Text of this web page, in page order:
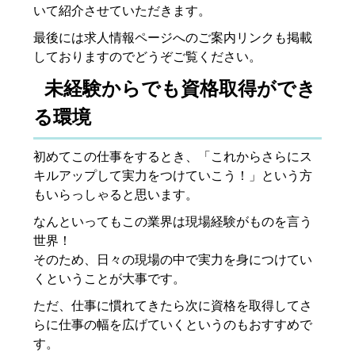
いて紹介させていただきます。
最後には求人情報ページへのご案内リンクも掲載
しておりますのでどうぞご覧ください。
未経験からでも資格取得ができ
る環境
初めてこの仕事をするとき、「これからさらにス
キルアップして実力をつけていこう！」という方
もいらっしゃると思います。
なんといってもこの業界は現場経験がものを言う
世界！
そのため、日々の現場の中で実力を身につけてい
くということが大事です。
ただ、仕事に慣れてきたら次に資格を取得してさ
らに仕事の幅を広げていくというのもおすすめで
す。